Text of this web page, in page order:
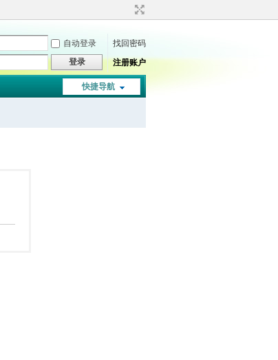
自动登录
找回密码
登录 注册账户
快捷导航